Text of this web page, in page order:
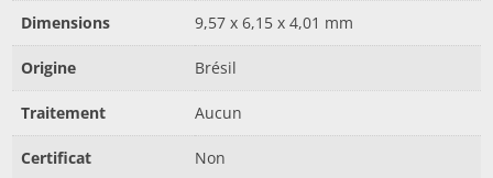
Dimensions 9,57 x 6,15 x 4,01 mm
Origine Brésil
Traitement Aucun
Certificat Non